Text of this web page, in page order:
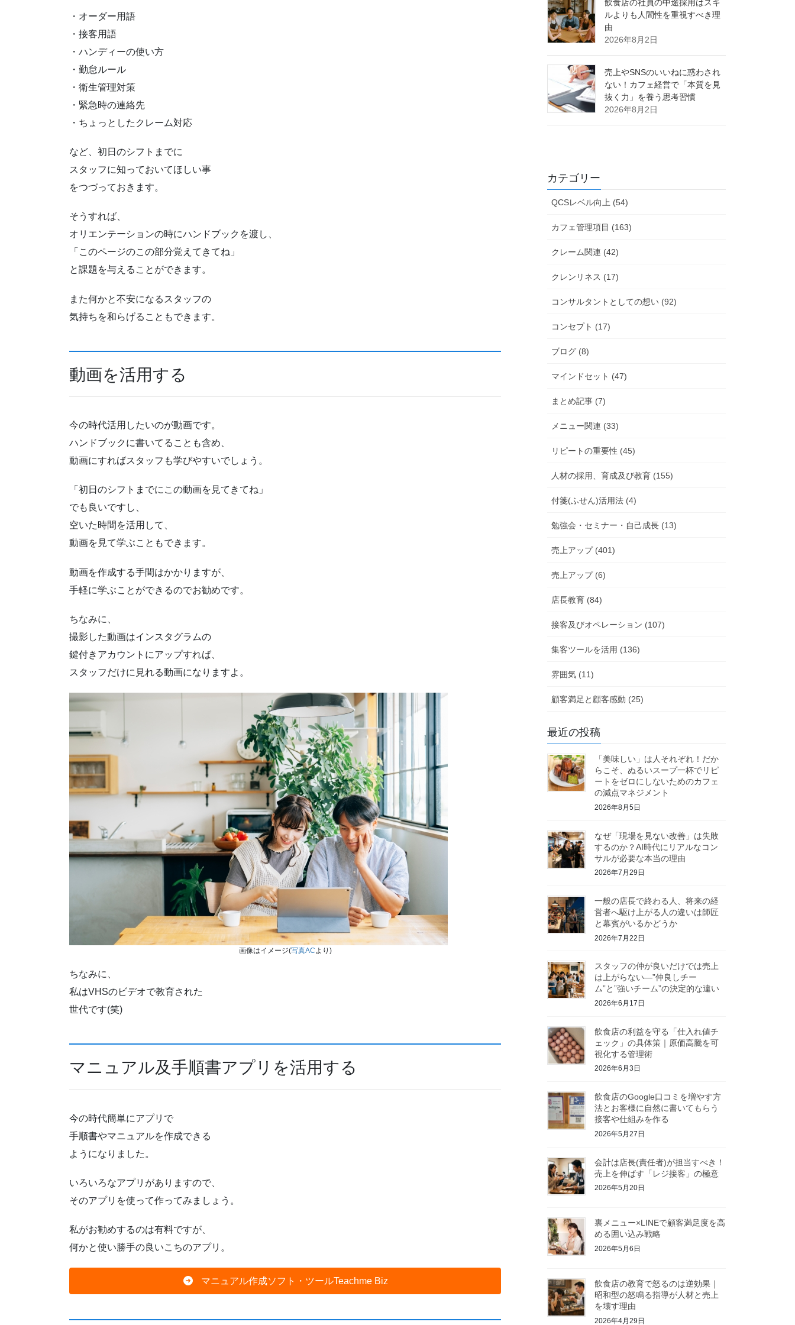
・オーダー用語
・接客用語
・ハンディーの使い方
・勤怠ルール
・衛生管理対策
・緊急時の連絡先
・ちょっとしたクレーム対応
など、初日のシフトまでに
スタッフに知っておいてほしい事
をつづっておきます。
そうすれば、
オリエンテーションの時にハンドブックを渡し、
「このページのこの部分覚えてきてね」
と課題を与えることができます。
また何かと不安になるスタッフの
気持ちを和らげることもできます。
動画を活用する
今の時代活用したいのが動画です。
ハンドブックに書いてることも含め、
動画にすればスタッフも学びやすいでしょう。
「初日のシフトまでにこの動画を見てきてね」
でも良いですし、
空いた時間を活用して、
動画を見て学ぶこともできます。
動画を作成する手間はかかりますが、
手軽に学ぶことができるのでお勧めです。
ちなみに、
撮影した動画はインスタグラムの
鍵付きアカウントにアップすれば、
スタッフだけに見れる動画になりますよ。
画像はイメージ(写真ACより)
ちなみに、
私はVHSのビデオで教育された
世代です(笑)
マニュアル及手順書アプリを活用する
今の時代簡単にアプリで
手順書やマニュアルを作成できる
ようになりました。
いろいろなアプリがありますので、
そのアプリを使って作ってみましょう。
私がお勧めするのは有料ですが、
何かと使い勝手の良いこちのアプリ。
マニュアル作成ソフト・ツールTeachme Biz
飲食店の社員の中途採用はスキ
ルよりも人間性を重視すべき理
由
2026年8月2日
売上やSNSのいいねに惑わされ
ない！カフェ経営で「本質を見
抜く力」を養う思考習慣
2026年8月2日
カテゴリー
QCSレベル向上 (54)
カフェ管理項目 (163)
クレーム関連 (42)
クレンリネス (17)
コンサルタントとしての想い (92)
コンセプト (17)
ブログ (8)
マインドセット (47)
まとめ記事 (7)
メニュー関連 (33)
リピートの重要性 (45)
人材の採用、育成及び教育 (155)
付箋(ふせん)活用法 (4)
勉強会・セミナー・自己成長 (13)
売上アップ (401)
売上アップ (6)
店長教育 (84)
接客及びオペレーション (107)
集客ツールを活用 (136)
雰囲気 (11)
顧客満足と顧客感動 (25)
最近の投稿
「美味しい」は人それぞれ！だか
らこそ、ぬるいスープ一杯でリピ
ートをゼロにしないためのカフェ
の減点マネジメント
2026年8月5日
なぜ「現場を見ない改善」は失敗
するのか？AI時代にリアルなコン
サルが必要な本当の理由
2026年7月29日
一般の店長で終わる人、将来の経
営者へ駆け上がる人の違いは師匠
と幕賓がいるかどうか
2026年7月22日
スタッフの仲が良いだけでは売上
は上がらない—”仲良しチー
ム”と”強いチーム”の決定的な違い
2026年6月17日
飲食店の利益を守る「仕入れ値チ
ェック」の具体策｜原価高騰を可
視化する管理術
2026年6月3日
飲食店のGoogle口コミを増やす方
法とお客様に自然に書いてもらう
接客や仕組みを作る
2026年5月27日
会計は店長(責任者)が担当すべき！
売上を伸ばす「レジ接客」の極意
2026年5月20日
裏メニュー×LINEで顧客満足度を高
める囲い込み戦略
2026年5月6日
飲食店の教育で怒るのは逆効果｜
昭和型の怒鳴る指導が人材と売上
を壊す理由
2026年4月29日